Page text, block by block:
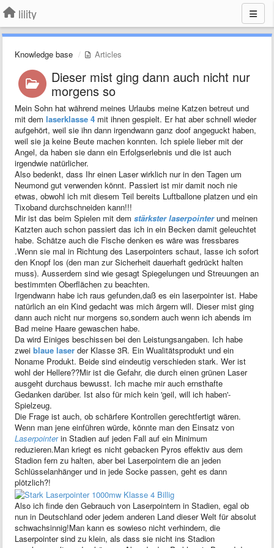
lility
Knowledge base Articles
Dieser mist ging dann auch nicht nur
morgens so
Mein Sohn hat während meines Urlaubs meine Katzen betreut und
mit dem laserklasse 4 mit ihnen gespielt. Er hat aber schnell wieder
aufgehört, weil sie ihn dann irgendwann ganz doof angeguckt haben,
weil sie ja keine Beute machen konnten. Ich spiele lieber mit der
Angel, da haben sie dann ein Erfolgserlebnis und die ist auch
irgendwie natürlicher.
Also bedenkt, dass Ihr einen Laser wirklich nur in den Tagen um
Neumond gut verwenden könnt. Passiert ist mir damit noch nie
etwas, obwohl ich mit diesem Teil bereits Luftballone platzen und ein
Tixoband durchschneiden kann!!!
Mir ist das beim Spielen mit dem stärkster laserpointerund meinen
Katzten auch schon passiert das ich in ein Becken damit geleuchtet
habe. Schätze auch die Fische denken es wäre was fressbares
.Wenn sie mal in Richtung des Laserpointers schaut, lasse ich sofort
den Knopf los (den man zur Sicherheit dauerhaft gedrückt halten
muss). Ausserdem sind wie gesagt Spiegelungen und Streuungen an
bestimmten Oberflächen zu beachten.
Irgendwann habe ich raus gefunden,daß es ein laserpointer ist. Habe
natürlich an ein Kind gedacht was mich ärgern will. Dieser mist ging
dann auch nicht nur morgens so,sondern auch wenn ich abends im
Bad meine Haare gewaschen habe.
Da wird Einiges beschissen bei den Leistungsangaben. Ich habe
zwei blaue laser der Klasse 3R. Ein Wualitätsprodukt und ein
Noname Produkt. Beide sind eindeutig verschieden stark. Wer ist
wohl der Hellere??Mir ist die Gefahr, die durch einen grünen Laser
ausgeht durchaus bewusst. Ich mache mir auch ernsthafte
Gedanken darüber. Ist also für mich kein 'geil, will ich haben'-
Spielzeug.
Die Frage ist auch, ob schärfere Kontrollen gerechtfertigt wären.
Wenn man jene einführen würde, könnte man den Einsatz von
Laserpointerin Stadien auf jeden Fall auf ein Minimum
reduzieren.Man kriegt es nicht gebacken Pyros effektiv aus dem
Stadion fern zu halten, aber bei Laserpointern die an jeden
Schlüsselanhänger und in jede Socke passen, geht es dann
plötzlich?!
Also ich finde den Gebrauch von Laserpointern in Stadien, egal ob
nun in Deutschland oder jedem anderen Land dieser Welt für absolut
schwachsinnig!Man kann es sowieso nicht verhindern, die
Laserpointer sind zu klein, als dass sie nicht ins Stadion